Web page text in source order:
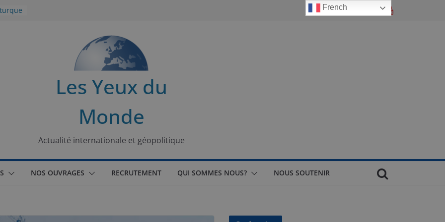
Les Yeux du
Monde
Actualité internationale et géopolitique
NOS OUVRAGES RECRUTEMENT QUI SOMMES NOUS? NOUS SOUTENIR
French